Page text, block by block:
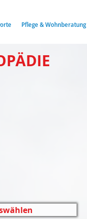
Pflege & Wohnberatung